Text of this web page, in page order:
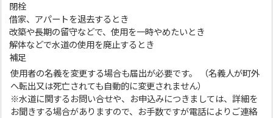
閉栓
借家、アパートを退去するとき
改築や長期の留守などで、使用を一時やめたいとき
解体などで水道の使用を廃止するとき
補足
使用者の名義を変更する場合も届出が必要です。 （名義人が町外
へ転出又は死亡されても自動的に変更されません）
※水道に関するお問い合せや、お申込みにつきましては、詳細を
お聞きする場合がありますので、お手数ですが電話によりご連絡